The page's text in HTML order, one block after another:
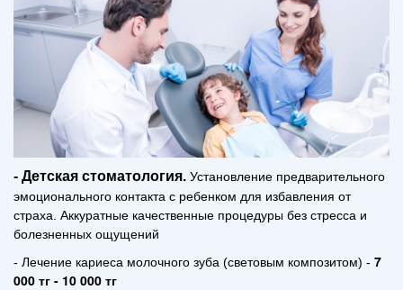
- Детская стоматология. Установление предварительного
эмоционального контакта с ребенком для избавления от
страха. Аккуратные качественные процедуры без стресса и
болезненных ощущений
- Лечение кариеса молочного зуба (световым композитом) - 7
000 тг - 10 000 тг